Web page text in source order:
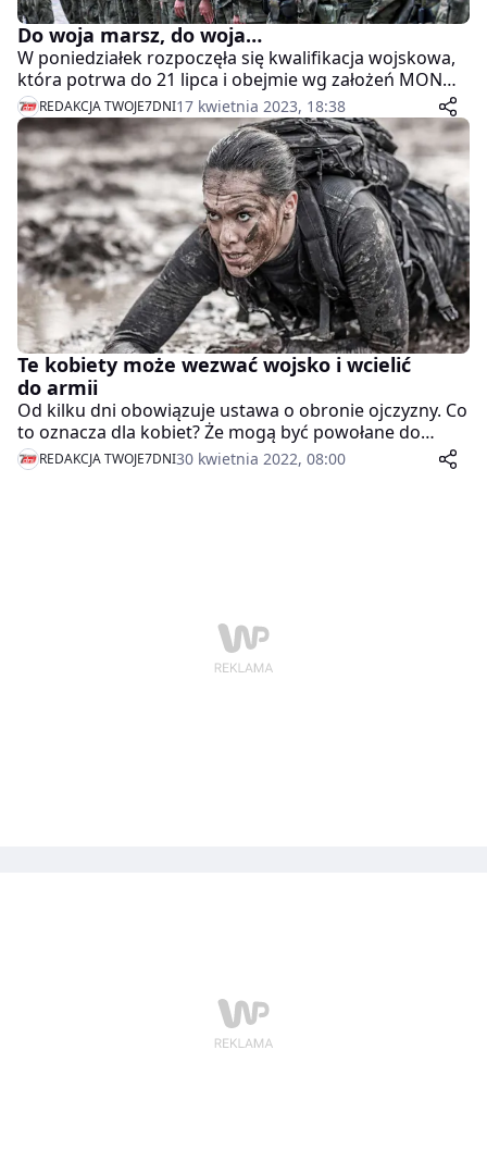
Do woja marsz, do woja…
W poniedziałek rozpoczęła się kwalifikacja wojskowa,
która potrwa do 21 lipca i obejmie wg założeń MON
ok. 230 tys. osób.
REDAKCJA TWOJE7DNI17 kwietnia 2023, 18:38
Te kobiety może wezwać wojsko i wcielić
do armii
Od kilku dni obowiązuje ustawa o obronie ojczyzny. Co
to oznacza dla kobiet? Że mogą być powołane do
służby wojskowej.
REDAKCJA TWOJE7DNI30 kwietnia 2022, 08:00